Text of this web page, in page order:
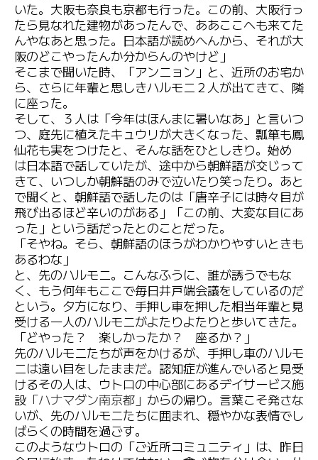
いた。大阪も奈良も京都も行った。この前、大阪行っ
たら見なれた建物があったんで、ああここへも来てた
んやなあと思った。日本語が読めへんから、それが大
阪のどこやったんか分からんのやけど」
そこまで聞いた時、「アンニョン」と、近所のお宅か
ら、さらに年輩と思しきハルモニ２人が出てきて、隣
に座った。
そして、３人は「今年はほんまに暑いなあ」と言いつ
つ、庭先に植えたキュウリが大きくなった、瓢箪も鳳
仙花も実をつけたと、そんな話をひとしきり。始め
は日本語で話していたが、途中から朝鮮語が交じって
きて、いつしか朝鮮語のみで泣いたり笑ったり。あと
で聞くと、朝鮮語で話したのは「唐辛子には時々目が
飛び出るほど辛いのがある」「この前、大変な目にあ
った」という話だったとのことだった。
「そやね。そら、朝鮮語のほうがわかりやすいときも
あるわな」
と、先のハルモニ。こんなふうに、誰が誘うでもな
く、もう何年もここで毎日井戸端会議をしているのだ
という。夕方になり、手押し車を押した相当年輩と見
受ける一人のハルモニがよたりよたりと歩いてきた。
「どやった？ 楽しかったか？ 座るか？」
先のハルモニたちが声をかけるが、手押し車のハルモ
ニは遠い目をしたままだ。認知症が進んでいると見受
けるその人は、ウトロの中心部にあるデイサービス施
設 「ハナマダン南京都」 からの帰り。言葉こそ発さな
いが、先のハルモニたちに囲まれ、穏やかな表情でし
ばらくの時間を過ごす。
このようなウトロの「ご近所コミュニティ」は、昨日